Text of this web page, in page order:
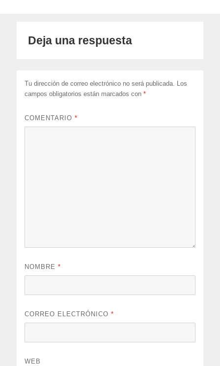
Deja una respuesta
Tu dirección de correo electrónico no será publicada. Los
campos obligatorios están marcados con*
COMENTARIO*
NOMBRE*
CORREO ELECTRÓNICO*
WEB